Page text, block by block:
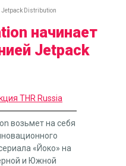
Jetpack Distribution
начинает
Jetpack
THR Russia
возьмет на себя
«Йоко» на
и Южной